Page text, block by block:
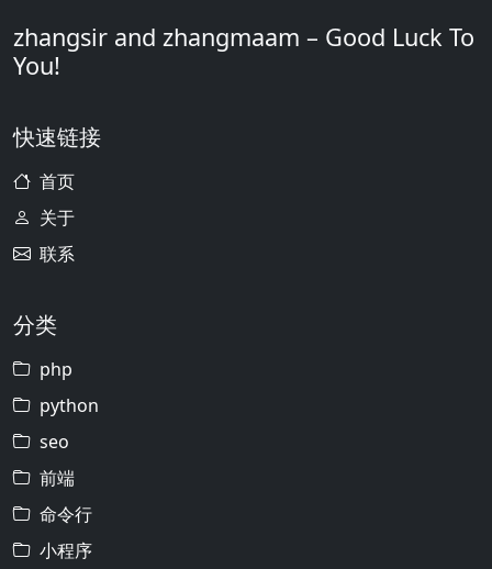
zhangsir and zhangmaam – Good Luck To
You!
快速链接
首页
关于
联系
分类
php
python
seo
前端
命令行
小程序